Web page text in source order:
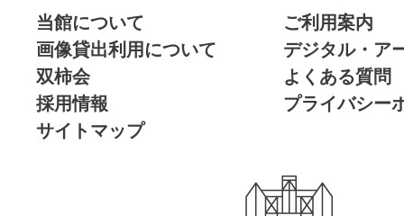
当館について
ご利用案内
画像貸出利用について
デジタル・ア
双柿会
よくある質問
採用情報
プライバシー
サイトマップ